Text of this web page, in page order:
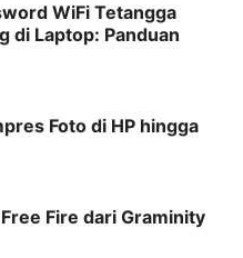
WiFi Tetangga
di Laptop: Panduan
Foto di HP hingga
Fire dari Graminity